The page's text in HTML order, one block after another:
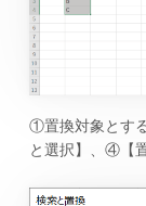
①置換対象とす
と選択】、④【